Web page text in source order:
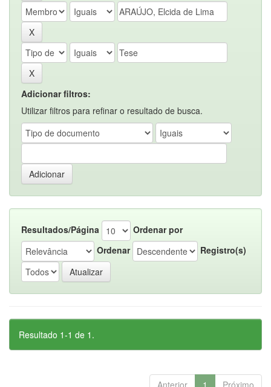
Adicionar filtros:
Utilizar filtros para refinar o resultado de busca.
Resultados/Página
Ordenar por
Ordenar
Registro(s)
Resultado 1-1 de 1.
Anterior 1 Próximo